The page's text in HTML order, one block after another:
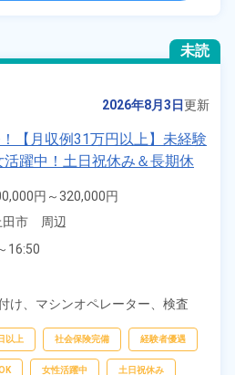
未読
2026年8月3日更新
【月収例31万円以上】未経験
躍中！土日祝休み＆長期休
！日払い制度あり♪社会保険
円～320,000円
円～1,550円
市　周辺
16:50
00:50
08:15
け、 マシンオペレーター、 検査
以上 社会保険完備 経験者優遇
女性活躍中 土日祝休み